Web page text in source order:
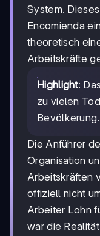
System.
Encomienda
theoretisch
Arbeitskräfte
Highlight:
zu vielen
Bevölkerung.
Die Anführer
Organisation
Arbeitskräften
offiziell nicht
Arbeiter Lohn
war die